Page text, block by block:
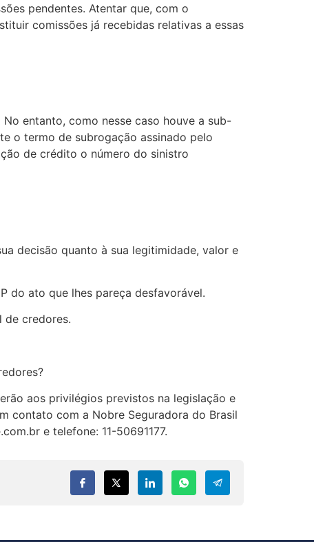
pendentes. Atentar que, com o
comissões já recebidas relativas a essas
entanto, como nesse caso houve a sub-
o termo de subrogação assinado pelo
de crédito o número do sinistro
decisão quanto à sua legitimidade, valor e
do ato que lhes pareça desfavorável.
de credores.
aos privilégios previstos na legislação e
contato com a Nobre Seguradora do Brasil
e telefone: 11-50691177.